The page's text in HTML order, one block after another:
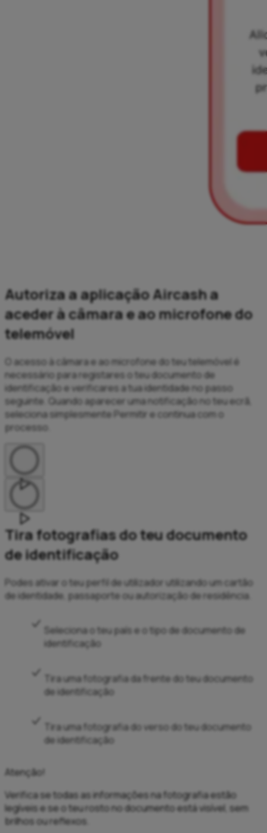
Autoriza a aplicação Aircash a
aceder à câmara e ao microfone do
telemóvel
O acesso à câmara e ao microfone do teu telemóvel é
necessário para registares o teu documento de
identificação e verificares a tua identidade no passo
seguinte. Quando aparecer uma notificação no teu ecrã,
seleciona simplesmente Permitir e continua com o
processo.
Tira fotografias do teu documento
de identificação
Podes ativar o teu perfil de utilizador utilizando um cartão
de identidade, passaporte ou autorização de residência.
Seleciona o teu país e o tipo de documento de
identificação
Tira uma fotografia da frente do teu documento
de identificação
Tira uma fotografia do verso do teu documento
de identificação
Atenção!
Verifica se todas as informações na fotografia estão
legíveis e se o teu rosto no documento está visível, sem
brilhos ou reflexos.